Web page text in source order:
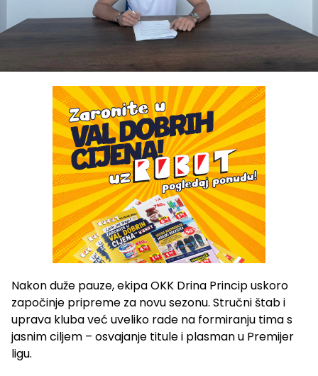
Nakon duže pauze, ekipa OKK Drina Princip uskoro
započinje pripreme za novu sezonu. Stručni štab i
uprava kluba već uveliko rade na formiranju tima s
jasnim ciljem – osvajanje titule i plasman u Premijer
ligu.